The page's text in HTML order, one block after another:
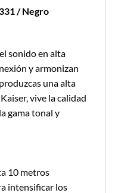
/ Negro
sonido en alta
y armonizan
una alta
vive la calidad
gama tonal y
10 metros
intensificar los